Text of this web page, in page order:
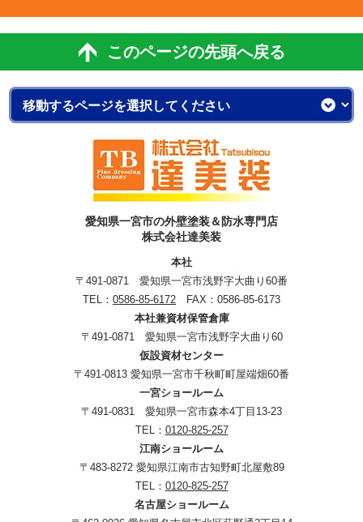
このページの先頭へ戻る
愛知県一宮市の外壁塗装＆防水専門店
株式会社達美装
本社
〒491-0871 愛知県一宮市浅野字大曲り60番
TEL： 0586-85-6172 FAX：0586-85-6173
本社兼資材保管倉庫
〒491-0871 愛知県一宮市浅野字大曲り60
仮設資材センター
〒491-0813 愛知県一宮市千秋町町屋端畑60番
一宮ショールーム
〒491-0831 愛知県一宮市森本4丁目13-23
TEL： 0120-825-257
江南ショールーム
〒483-8272 愛知県江南市古知野町北屋敷89
TEL： 0120-825-257
名古屋ショールーム